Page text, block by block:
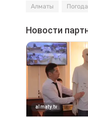
Алматы Погода